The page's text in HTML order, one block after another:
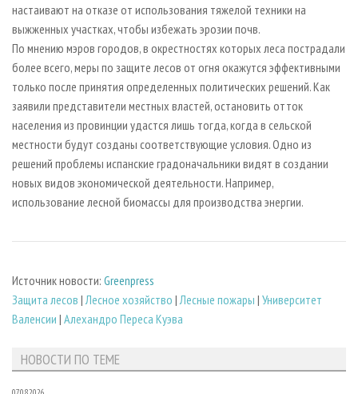
настаивают на отказе от использования тяжелой техники на
выжженных участках, чтобы избежать эрозии почв.
По мнению мэров городов, в окрестностях которых леса пострадали
более всего, меры по защите лесов от огня окажутся эффективными
только после принятия определенных политических решений. Как
заявили представители местных властей, остановить отток
населения из провинции удастся лишь тогда, когда в сельской
местности будут созданы соответствующие условия. Одно из
решений проблемы испанские градоначальники видят в создании
новых видов экономической деятельности. Например,
использование лесной биомассы для производства энергии.
Источник новости: Greenpress
Защита лесов |Лесное хозяйство |Лесные пожары | Университет
Валенсии | Алехандро Переса Куэва
НОВОСТИ ПО ТЕМЕ